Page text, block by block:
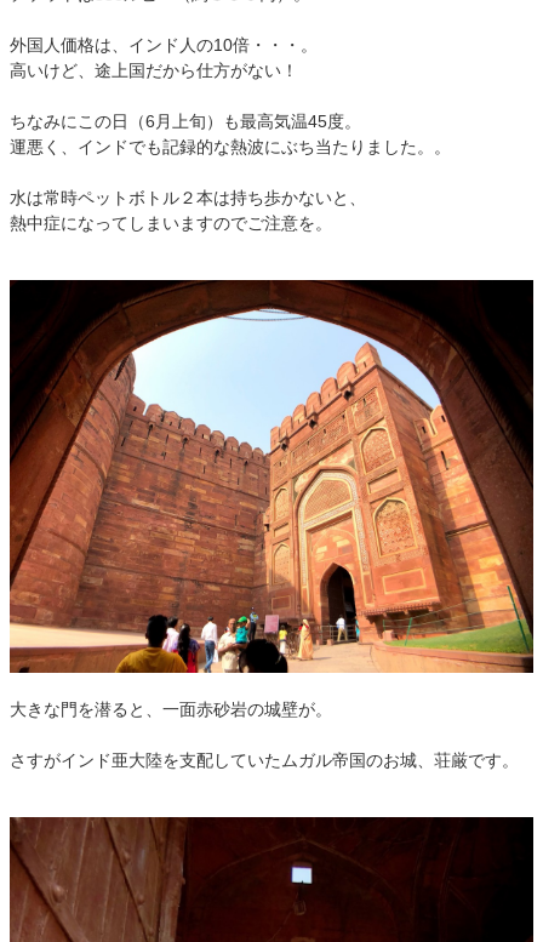
外国人価格は、インド人の10倍・・・。
高いけど、途上国だから仕方がない！
ちなみにこの日（6月上旬）も最高気温45度。
運悪く、インドでも記録的な熱波にぶち当たりました。。
水は常時ペットボトル２本は持ち歩かないと、
熱中症になってしまいますのでご注意を。
大きな門を潜ると、一面赤砂岩の城壁が。
さすがインド亜大陸を支配していたムガル帝国のお城、荘厳です。